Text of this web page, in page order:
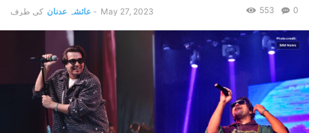
کی طرف عائشہ عدنان - May 27, 2023 0
553